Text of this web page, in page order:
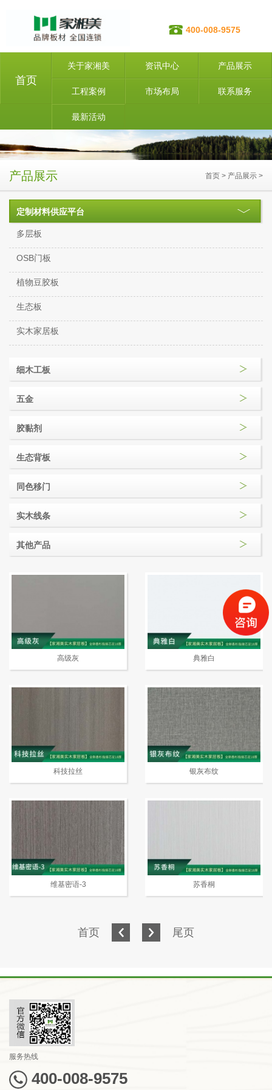
400-008-9575
首页
关于家湘美 资讯中心 产品展示
工程案例 市场布局 联系服务
最新活动
产品展示 首页 > 产品展示 >
定制材料供应平台
多层板
OSB门板
植物豆胶板
生态板
实木家居板
细木工板
五金
胶黏剂
生态背板
同色移门
实木线条
其他产品
高级灰 典雅白
科技拉丝 银灰布纹
维基密语-3 苏香桐
首页 尾页
服务热线
400-008-9575